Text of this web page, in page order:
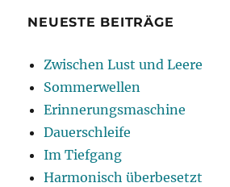
NEUESTE BEITRÄGE
Zwischen Lust und Leere
Sommerwellen
Erinnerungsmaschine
Dauerschleife
Im Tiefgang
Harmonisch überbesetzt